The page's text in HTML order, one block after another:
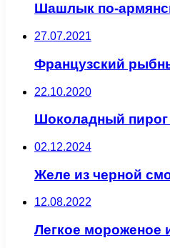
Шашлык по-
27.07.2021
Французский
22.10.2020
Шоколадный пирог
02.12.2024
Желе из черной
12.08.2022
Легкое мороженое